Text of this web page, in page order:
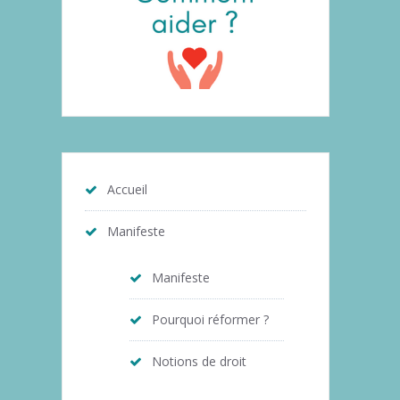
Accueil
Manifeste
Manifeste
Pourquoi réformer ?
Notions de droit